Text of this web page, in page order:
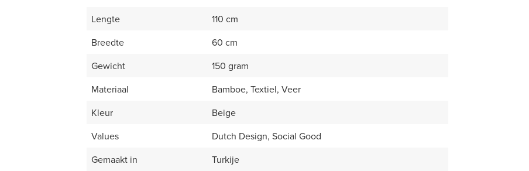
Lengte
110 cm
Breedte
60 cm
Gewicht
150 gram
Materiaal
Bamboe, Textiel, Veer
Kleur
Beige
Values
Dutch Design, Social Good
Gemaakt in
Turkije